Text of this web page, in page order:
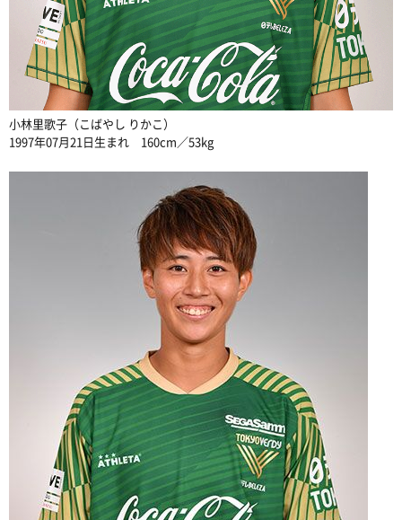
小林里歌子（こばやし りかこ）
1997年07月21日生まれ 160cm／53kg